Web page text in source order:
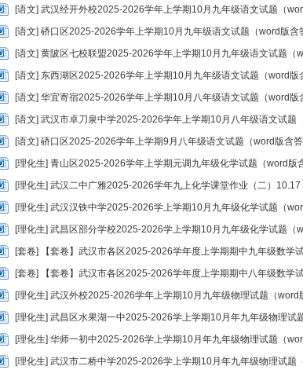
[语文] 武汉经开外校2025-2026学年上学期10月九年级语文试题（
[语文] 硚口区2025-2026学年上学期10月九年级语文试题（word版含
[语文] 黄陂区七校联盟2025-2026学年上学期10月九年级语文试题（
[语文] 东西湖区2025-2026学年上学期10月九年级语文试题（word版
[语文] 华宜寄宿2025-2026学年上学期10月八年级语文试题（word版
[语文] 武汉市卓刀泉中学2025-2026学年上学期10月八年级语文试题
[语文] 硚口区2025-2026学年上学期9月八年级语文试题（word版含答
[理化生] 青山区2025-2026学年上学期元调九年级化学试题（word版
[理化生] 武汉二中广雅2025-2026学年九上化学课堂作业（二）10.17
[理化生] 武汉汉铁中学2025-2026学上学期10月九年级化学试题（
[理化生] 武昌区部分学校2025-2026学上学期10月九年级化学试题（
[套卷]
【套卷】武汉市各区2025-2026学年度上学期期中九年级数学
[套卷]
【套卷】武汉市各区2025-2026学年度上学期期中八年级数学
[理化生] 武汉外校2025-2026学年上学期10月九年级物理试题（word
[理化生] 武昌区水果湖一中2025-2026学上学期10月年九年级物理试
[理化生] 华师一初中2025-2026学上学期10月年九年级物理试题（
[理化生] 武汉市二桥中学2025-2026学上学期10月年九年级物理试题